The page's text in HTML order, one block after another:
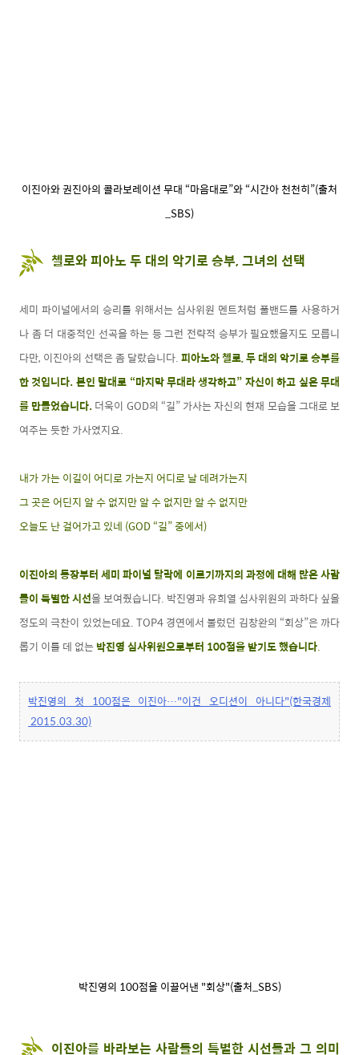
이진아와 권진아의 콜라보레이션 무대 “마음대로”와 “시간아 천천히”(출처
_SBS)
첼로와 피아노 두 대의 악기로 승부, 그녀의 선택
세미 파이널에서의 승리를 위해서는 심사위원 멘트처럼 풀밴드를 사용하거
나 좀 더 대중적인 선곡을 하는 등 그런 전략적 승부가 필요했을지도 모릅니
다만, 이진아의 선택은 좀 달랐습니다.피아노와 첼로, 두 대의 악기로 승부를
한 것입니다. 본인 말대로 “마지막 무대라 생각하고” 자신이 하고 싶은 무대
를 만들었습니다.더욱이 GOD의 “길” 가사는 자신의 현재 모습을 그대로 보
여주는 듯한 가사였지요.
내가 가는 이길이 어디로 가는지 어디로 날 데려가는지
그 곳은 어딘지 알 수 없지만 알 수 없지만 알 수 없지만
오늘도 난 걸어가고 있네 (GOD “길” 중에서)
이진아의 등장부터 세미 파이널 탈락에 이르기까지의 과정에 대해 많은 사람
들이 특별한 시선을 보여줬습니다. 박진영과 유희열 심사위원의 과하다 싶을
정도의 극찬이 있었는데요. TOP4 경연에서 불렀던 김창완의 “회상”은 까다
롭기 이를 데 없는박진영 심사위원으로부터 100점을 받기도 했습니다.
박진영의 첫 100점은 이진아…"이건 오디션이 아니다"(한국경제
2015.03.30)
박진영의 100점을 이끌어낸 "회상"(출처_SBS)
이진아를 바라보는 사람들의 특별한 시선들과 그 의미